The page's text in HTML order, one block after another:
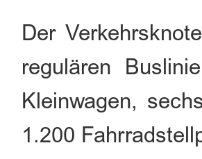
Der
regulären
Kleinwagen,
1.200